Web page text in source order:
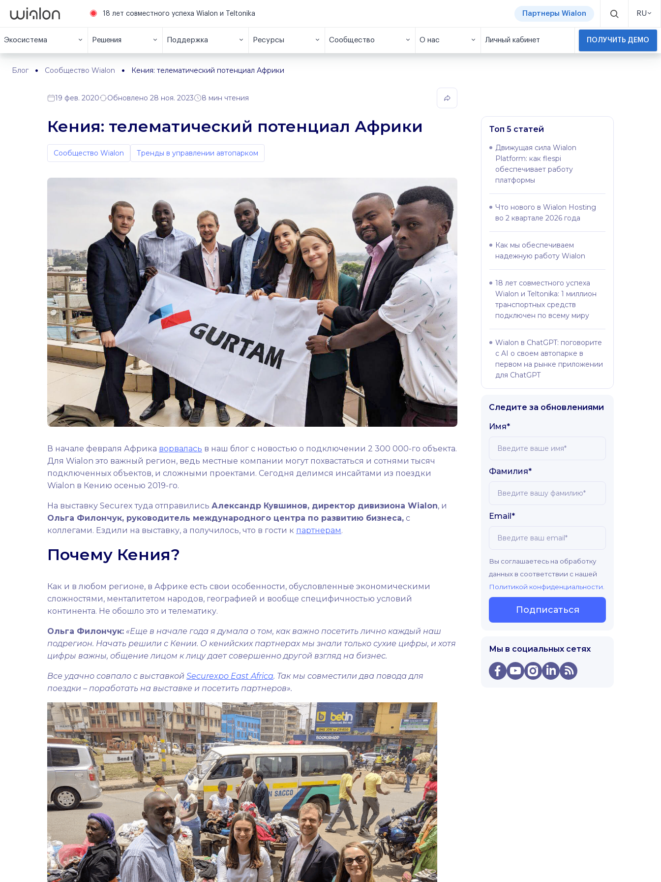
18 лет совместного успеха Wialon и Teltonika Партнеры Wialon RU
Экосистема Решения Поддержка Ресурсы Сообщество О нас Личный кабинет ПОЛУЧИТЬ ДЕМО
Блог Сообщество Wialon Кения: телематический потенциал Африки
19 фев. 2020 Обновлено 28 ноя. 2023 8 мин чтения
Кения: телематический потенциал Африки
Сообщество Wialon Тренды в управлении автопарком
В начале февраля Африка ворвалась в наш блог с новостью о подключении 2 300 000-го объекта.
Для Wialon это важный регион, ведь местные компании могут похвастаться и сотнями тысяч
подключенных объектов, и сложными проектами. Сегодня делимся инсайтами из поездки
Wialon в Кению осенью 2019-го.
На выставку Securex туда отправились Александр Кувшинов, директор дивизиона Wialon, и
Ольга Филончук, руководитель международного центра по развитию бизнеса, с
коллегами. Ездили на выставку, а получилось, что в гости к партнерам.
Почему Кения?
Как и в любом регионе, в Африке есть свои особенности, обусловленные экономическими
сложностями, менталитетом народов, географией и вообще специфичностью условий
континента. Не обошло это и телематику.
Ольга Филончук: «Еще в начале года я думала о том, как важно посетить лично каждый наш
подрегион. Начать решили с Кении. О кенийских партнерах мы знали только сухие цифры, и хотя
цифры важны, общение лицом к лицу дает совершенно другой взгляд на бизнес.
Все удачно совпало с выставкой Securexpo East Africa. Так мы совместили два повода для
поездки – поработать на выставке и посетить партнеров».
Топ 5 статей
Движущая сила Wialon
Platform: как flespi
обеспечивает работу
платформы
Что нового в Wialon Hosting
во 2 квартале 2026 года
Как мы обеспечиваем
надежную работу Wialon
18 лет совместного успеха
Wialon и Teltonika: 1 миллион
транспортных средств
подключен по всему миру
Wialon в ChatGPT: поговорите
с AI о своем автопарке в
первом на рынке приложении
для ChatGPT
Следите за обновлениями
Имя*
Фамилия*
Email*
Вы соглашаетесь на обработку
данных в соответствии с нашей
Политикой конфиденциальности
Подписаться
Мы в социальных сетях